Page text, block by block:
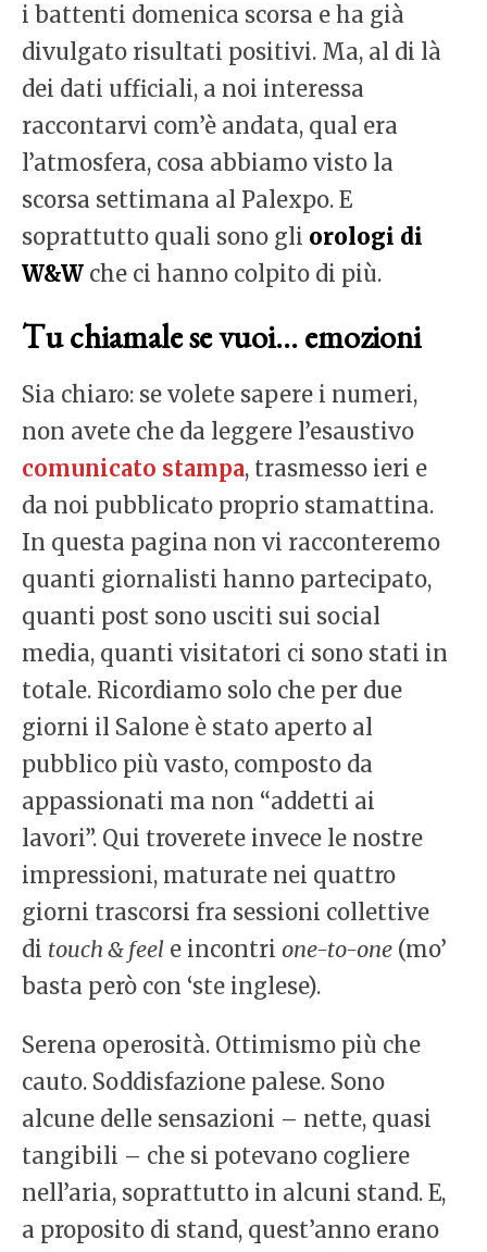
i battenti domenica scorsa e ha già
divulgato risultati positivi. Ma, al di là
dei dati ufficiali, a noi interessa
raccontarvi com’è andata, qual era
l’atmosfera, cosa abbiamo visto la
scorsa settimana al Palexpo. E
soprattutto quali sono gli orologi di
W&W che ci hanno colpito di più.
Tu chiamale se vuoi… emozioni
Sia chiaro: se volete sapere i numeri,
non avete che da leggere l’esaustivo
comunicato stampa, trasmesso ieri e
da noi pubblicato proprio stamattina.
In questa pagina non vi racconteremo
quanti giornalisti hanno partecipato,
quanti post sono usciti sui social
media, quanti visitatori ci sono stati in
totale. Ricordiamo solo che per due
giorni il Salone è stato aperto al
pubblico più vasto, composto da
appassionati ma non “addetti ai
lavori”. Qui troverete invece le nostre
impressioni, maturate nei quattro
giorni trascorsi fra sessioni collettive
di touch & feel e incontri one-to-one (mo’
basta però con ‘ste inglese).
Serena operosità. Ottimismo più che
cauto. Soddisfazione palese. Sono
alcune delle sensazioni – nette, quasi
tangibili – che si potevano cogliere
nell’aria, soprattutto in alcuni stand. E,
a proposito di stand, quest’anno erano